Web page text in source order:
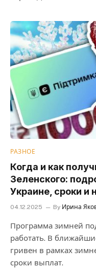
РАЗНОЕ
Когда и как
Зеленского:
Украине, сроки и
04.12.2025 By Ирина
Программа зимней
работать. В
гривен в рамках
сроки выплат.